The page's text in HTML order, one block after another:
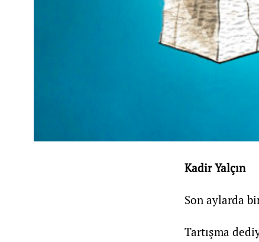
Kadir Yalçın
Son aylarda
Tartışma